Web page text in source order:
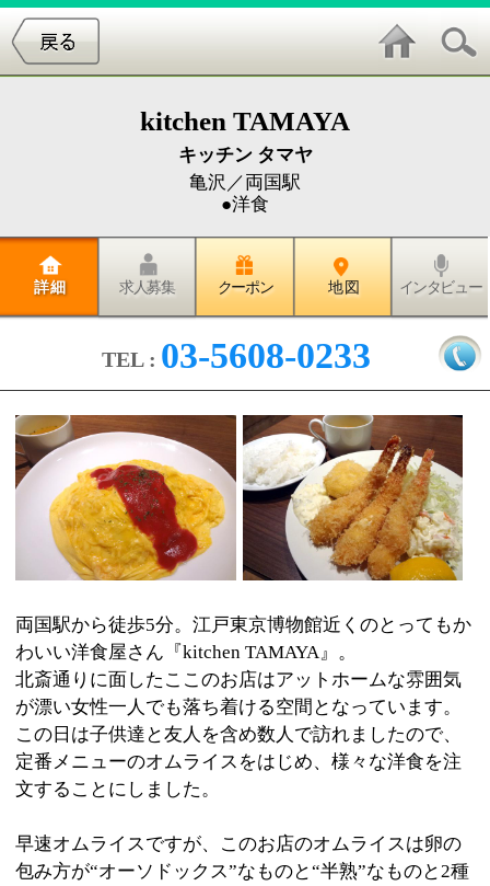
キッチン タマヤ
亀沢／両国駅
●洋食
地 図
03-5608-0233
両国駅から徒歩5分。江戸東京博物館近くのとってもか
わいい洋食屋さん『kitchen TAMAYA』。
北斎通りに面したここのお店はアットホームな雰囲気
が漂い女性一人でも落ち着ける空間となっています。
この日は子供達と友人を含め数人で訪れましたので、
定番メニューのオムライスをはじめ、様々な洋食を注
文することにしました。
包み方が“オーソドックス”なものと“半熟”なものと2種
類から選択できるようになっています。
今回頼んだのは半熟の方。これこそオムライス！！っ
ていうほどのなんとも綺麗？なオムライスなんです。
綺麗という表現は適切ではないかもしれませんが、見
た目が本当に綺麗で食べるのが勿体ないぐらい。
（笑）
しかもとっても美味しい！！ふわっふわでトロ～リ玉
子がとっても甘いんです。更にボリューム満点のチキ
ンライス。大人も子供も絶対満足の一品です。
続いてエビフライとカニクリームコロッケのセット。
大きなエビフライは存在感たっぷりでプリップリの海
老さんでした。そしてクリームコロッケ。衣はカラリ